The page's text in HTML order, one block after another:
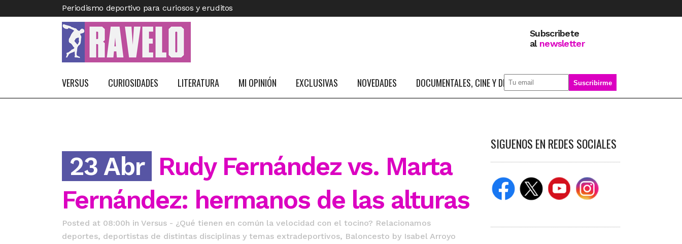
Periodismo deportivo para curiosos y eruditos
Subscribete
al newsletter
VERSUS CURIOSIDADES LITERATURA MI OPINIÓN EXCLUSIVAS NOVEDADES DOCUMENTALES, CINE Y DEPORTE SOBRE MÍ
23 Abr Rudy Fernández vs. Marta
Fernández: hermanos de las alturas
Posted at 08:00h in Versus - ¿Qué tienen en común la velocidad con el tocino? Relacionamos
deportes, deportistas de distintas disciplinas y temas extradeportivos, Baloncesto by Isabel Arroyo
SIGUENOS EN REDES SOCIALES